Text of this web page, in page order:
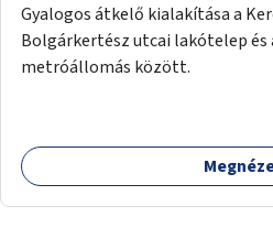
Gyalogos átkelő kialakítása a
Bolgárkertész utcai lakótelep és
metróállomás között.